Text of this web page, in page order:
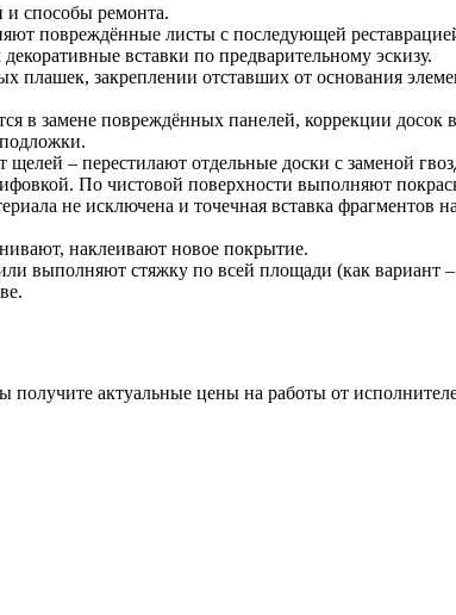
и способы ремонта.
повреждённые листы с последующей
вставки по предварительному эскизу.
плашек, закреплении отставших от основания
в замене повреждённых панелей, коррекции
– перестилают отдельные доски с заменой
По чистовой поверхности выполняют
не исключена и точечная вставка фрагментов
наклеивают новое покрытие.
выполняют стяжку по всей площади (как вариант
получите актуальные цены на работы от